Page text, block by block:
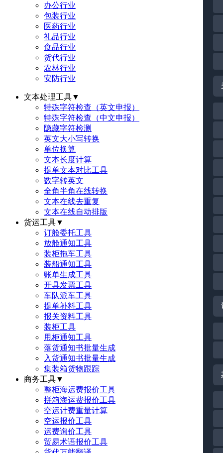
办公行业
包装行业
医药行业
礼品行业
食品行业
货代行业
农林行业
安防行业
文本处理工具▼
特殊字符检查（英文申报）
特殊字符检查（中文申报）
隐藏字符检测
英文大小写转换
单位换算
文本长度计算
提单文本对比工具
数字转英文
全角半角在线转换
文本在线去重复
文本在线自动排版
货运工具▼
订舱委托工具
放舱通知工具
装柜拖车工具
装船通知工具
账单生成工具
开具发票工具
车队派车工具
提单补料工具
报关资料工具
装柜工具
甩柜通知工具
落货通知书批量生成
入货通知书批量生成
集装箱货物跟踪
商务工具▼
整柜海运费报价工具
拼箱海运费报价工具
空运计费重量计算
空运报价工具
运费询价工具
贸易术语报价工具